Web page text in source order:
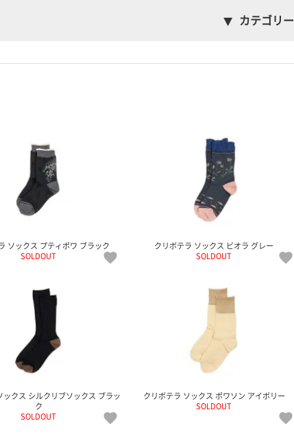
カテゴリー
ソックス プティポワ ブラック
SOLDOUT
クリボテラ ソックス ビオラ グレー
SOLDOUT
ックス シルクリブソックス ブラッ
ク
SOLDOUT
クリボテラ ソックス ポワソン アイボリー
SOLDOUT